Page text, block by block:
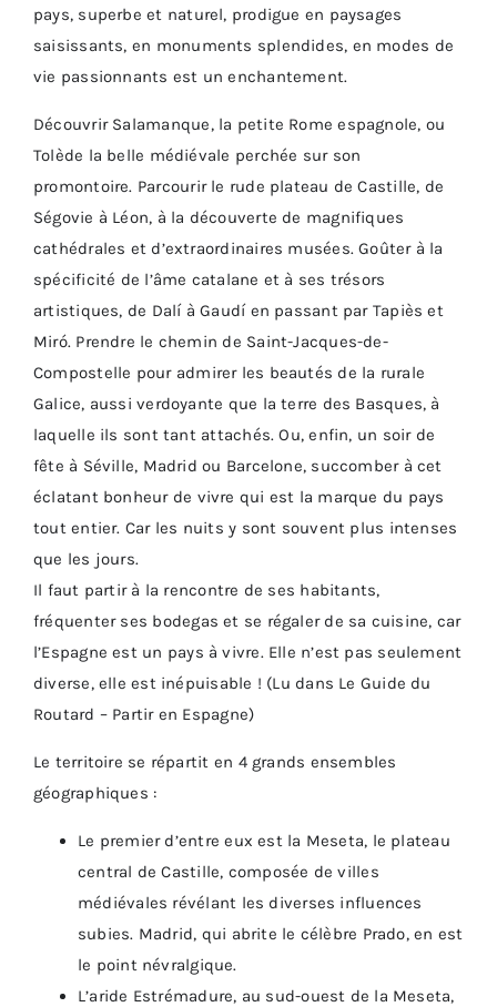
pays, superbe et naturel, prodigue en paysages
saisissants, en monuments splendides, en modes de
vie passionnants est un enchantement.
Découvrir Salamanque, la petite Rome espagnole, ou
Tolède la belle médiévale perchée sur son
promontoire. Parcourir le rude plateau de Castille, de
Ségovie à Léon, à la découverte de magnifiques
cathédrales et d’extraordinaires musées. Goûter à la
spécificité de l’âme catalane et à ses trésors
artistiques, de Dalí à Gaudí en passant par Tapiès et
Miró. Prendre le chemin de Saint-Jacques-de-
Compostelle pour admirer les beautés de la rurale
Galice, aussi verdoyante que la terre des Basques, à
laquelle ils sont tant attachés. Ou, enfin, un soir de
fête à Séville, Madrid ou Barcelone, succomber à cet
éclatant bonheur de vivre qui est la marque du pays
tout entier. Car les nuits y sont souvent plus intenses
que les jours.
Il faut partir à la rencontre de ses habitants,
fréquenter ses bodegas et se régaler de sa cuisine, car
l’Espagne est un pays à vivre. Elle n’est pas seulement
diverse, elle est inépuisable ! (Lu dans Le Guide du
Routard – Partir en Espagne)
Le territoire se répartit en 4 grands ensembles
géographiques :
Le premier d’entre eux est la Meseta, le plateau
central de Castille, composée de villes
médiévales révélant les diverses influences
subies. Madrid, qui abrite le célèbre Prado, en est
le point névralgique.
L’aride Estrémadure, au sud-ouest de la Meseta,